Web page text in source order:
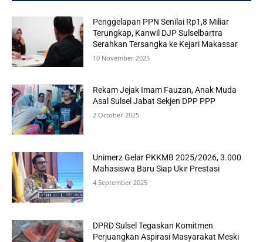
Penggelapan PPN Senilai Rp1,8 Miliar
Terungkap, Kanwil DJP Sulselbartra
Serahkan Tersangka ke Kejari Makassar
10 November 2025
Rekam Jejak Imam Fauzan, Anak Muda
Asal Sulsel Jabat Sekjen DPP PPP
2 October 2025
Unimerz Gelar PKKMB 2025/2026, 3.000
Mahasiswa Baru Siap Ukir Prestasi
4 September 2025
DPRD Sulsel Tegaskan Komitmen
Perjuangkan Aspirasi Masyarakat Meski